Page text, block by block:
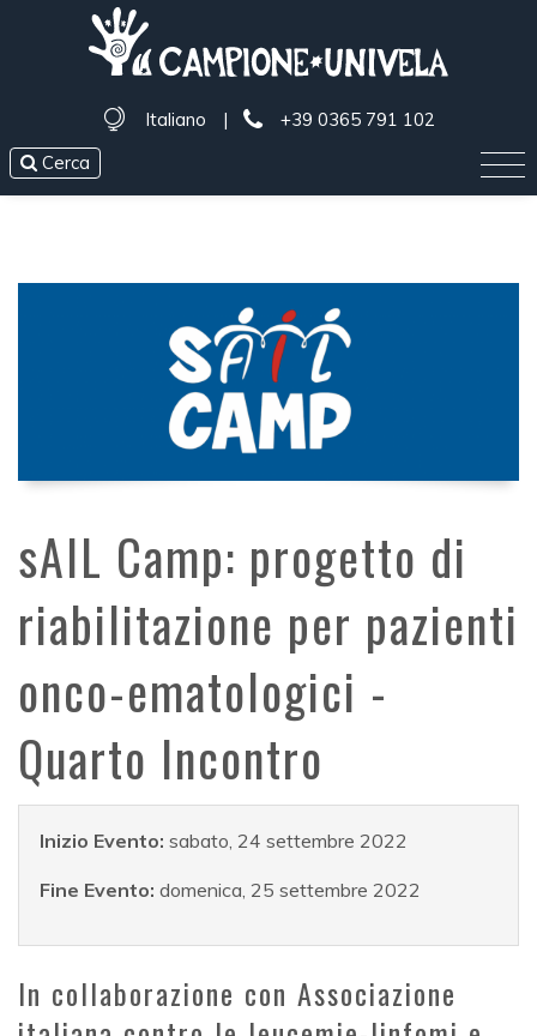
Italiano |
+39 0365 791 102
Cerca
sAIL Camp: progetto di
riabilitazione per pazienti
onco-ematologici -
Quarto Incontro
Inizio Evento:sabato, 24 settembre 2022
Fine Evento:domenica, 25 settembre 2022
In collaborazione con Associazione